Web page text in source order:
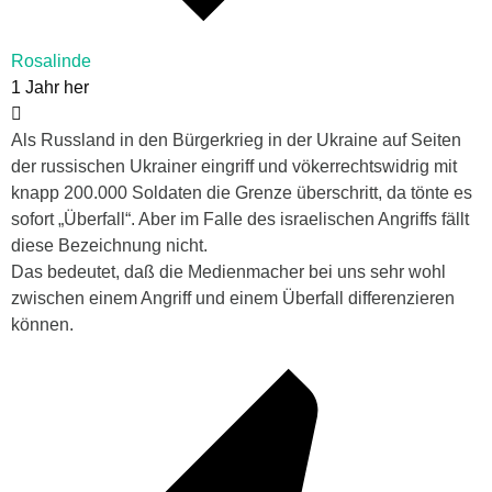
Rosalinde
1 Jahr her
Als Russland in den Bürgerkrieg in der Ukraine auf Seiten
der russischen Ukrainer eingriff und vökerrechtswidrig mit
knapp 200.000 Soldaten die Grenze überschritt, da tönte es
sofort „Überfall“. Aber im Falle des israelischen Angriffs fällt
diese Bezeichnung nicht.
Das bedeutet, daß die Medienmacher bei uns sehr wohl
zwischen einem Angriff und einem Überfall differenzieren
können.